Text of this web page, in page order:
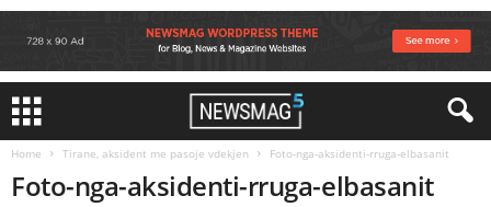
Home Tirane, aksident me pasoje vdekjen Foto-nga-aksidenti-rruga-elbasanit
Foto-nga-aksidenti-rruga-elbasanit